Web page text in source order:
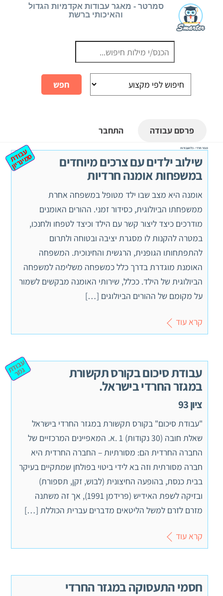
סמרטר - מאגר עבודות אקדמיות הגדול
והאיכותי ברשת
פרסם עבודה התחבר
מגזר חרדי - כל העבודות
שילוב ילדים עם צרכים מיוחדים
במשפחות אומנה חרדיות
ע
ב
וד
ת
ס
מ
ינ
ר
יון
אומנה היא מצב שבו ילד מטופל במשפחה אחרת
ממשפחתו הביולוגית, כסידור זמני. ההורים האומנים
מודרכים כיצד ליצור קשר עם הילד וכיצד לטפחו ולחנכו,
במטרה להקנות לו מסגרת יציבה ובטוחה ולתרום
להתפתחותו הגופנית, הרגשית והחינוכית. המשפחה
האומנת מוגדרת בדרך כלל כמשפחה משלימה למשפחה
הביולוגית של הילד. ככלל, שירותי האומנה מבקשים לשמור
על מקומם של ההורים הביולוגים […]
קרא עוד
עבודת סיכום בקורס תקשורת
במגזר החרדי בישראל.
ציון 93
ע
ב
וד
ת ג
מ
ר
"עבודת סיכום" בקורס תקשורת במגזר החרדי בישראל
שאלת חובה (30 נקודות) 1 .א. המאפיינים המרכזיים של
החברה החרדית הם: מסורתיות – החברה החרדית היא
חברה מסורתית וזה בא לידי ביטוי בפולחן שמתקיים בעיקר
בבית כנסת, בהופעה החיצונית (לבוש, זקן, תספורת)
ובזיקה לשפת האידיש (פרידמן 1991), אך זה משתנה
מזרם לזרם למשל הליטאים מדברים עברית הכוללת […]
קרא עוד
חסמי התעסוקה במגזר החרדי